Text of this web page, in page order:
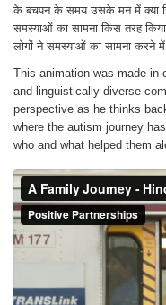
के बचपन के समय उसके मन में क्या
समस्याओं का सामना किस तरह
लोगों ने समस्याओं का सामना करने
This animation was made in
and linguistically diverse
perspective as he thinks
where the autism journey
who and what helped them